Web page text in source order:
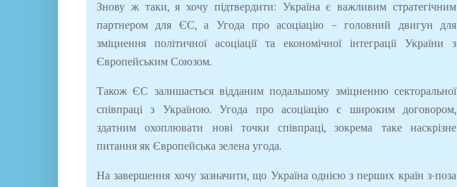
Знову ж таки, я хочу підтвердити: Україна є важливим стратегічним
партнером для ЄС, а Угода про асоціацію – головний двигун для
зміцнення політичної асоціації та економічної інтеграції України з
Європейським Союзом.
Також ЄС залишається відданим подальшому зміцненню секторальної
співпраці з Україною. Угода про асоціацію є широким договором,
здатним охоплювати нові точки співпраці, зокрема таке наскрізне
питання як Європейська зелена угода.
На завершення хочу зазначити, що Україна однією з перших країн з-поза